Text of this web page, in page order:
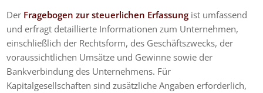
Der Fragebogen zur steuerlichen Erfassung ist umfassend
und erfragt detaillierte Informationen zum Unternehmen,
einschließlich der Rechtsform, des Geschäftszwecks, der
voraussichtlichen Umsätze und Gewinne sowie der
Bankverbindung des Unternehmens. Für
Kapitalgesellschaften sind zusätzliche Angaben erforderlich,